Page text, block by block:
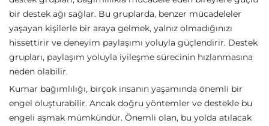
bir destek ağı sağlar. Bu gruplarda, benzer mücadeleler
yaşayan kişilerle bir araya gelmek, yalnız olmadığınızı
hissettirir ve deneyim paylaşımı yoluyla güçlendirir. Destek
grupları, paylaşım yoluyla iyileşme sürecinin hızlanmasına
neden olabilir.
Kumar bağımlılığı, birçok insanın yaşamında önemli bir
engel oluşturabilir. Ancak doğru yöntemler ve destekle bu
engeli aşmak mümkündür. Önemli olan, bu yolda atılacak